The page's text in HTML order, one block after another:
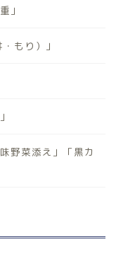
」
もり）」
野菜添え」「黒カ